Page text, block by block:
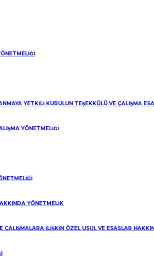
YETKİLİ KURULUN TEŞEKKÜLÜ VE ÇALIŞMA
YÖNETMELİĞİ
YÖNETMELİK
İLİŞKİN ÖZEL USUL VE ESASLAR
olayı öğrendiği günden itibaren altı iş günü
uygulanmayacaktır.
haklı nedene dayanan fesihler için geçerlidir.
değil makul süre geçerlidir.
Durumu Nedir?
fesih sayılacak ve feshi yapan tarafın ihbar